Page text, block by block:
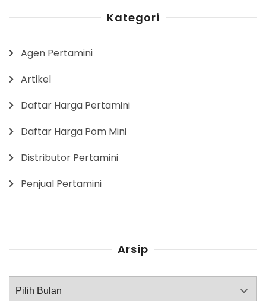
Kategori
Agen Pertamini
Artikel
Daftar Harga Pertamini
Daftar Harga Pom Mini
Distributor Pertamini
Penjual Pertamini
Arsip
Arsip